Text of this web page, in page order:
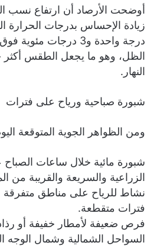
أوضحت الأرصاد أن ارتفاع نسب
زيادة الإحساس بدرجات الحرارة
درجة واحدة و3 درجات
الظل، وهو ما يجعل الطقس
النهار.
شبورة صباحية ورياح على فترات
ومن الظواهر الجوية المتوقعة
شبورة مائية خلال ساعات
الزراعية والسريعة والقريبة من
نشاط للرياح على مناطق
فترات متقطعة.
فرص ضعيفة لأمطار خفيفة أو
السواحل الشمالية وشمال الوجه